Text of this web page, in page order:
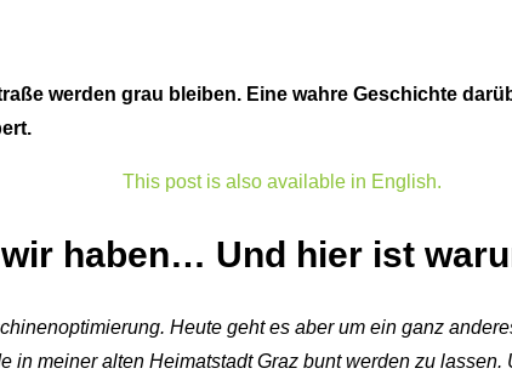
werden grau bleiben. Eine wahre Geschichte
This post is also available in English.
haben… Und hier ist
Heute geht es aber um ein ganz
in meiner alten Heimatstadt Graz bunt werden zu